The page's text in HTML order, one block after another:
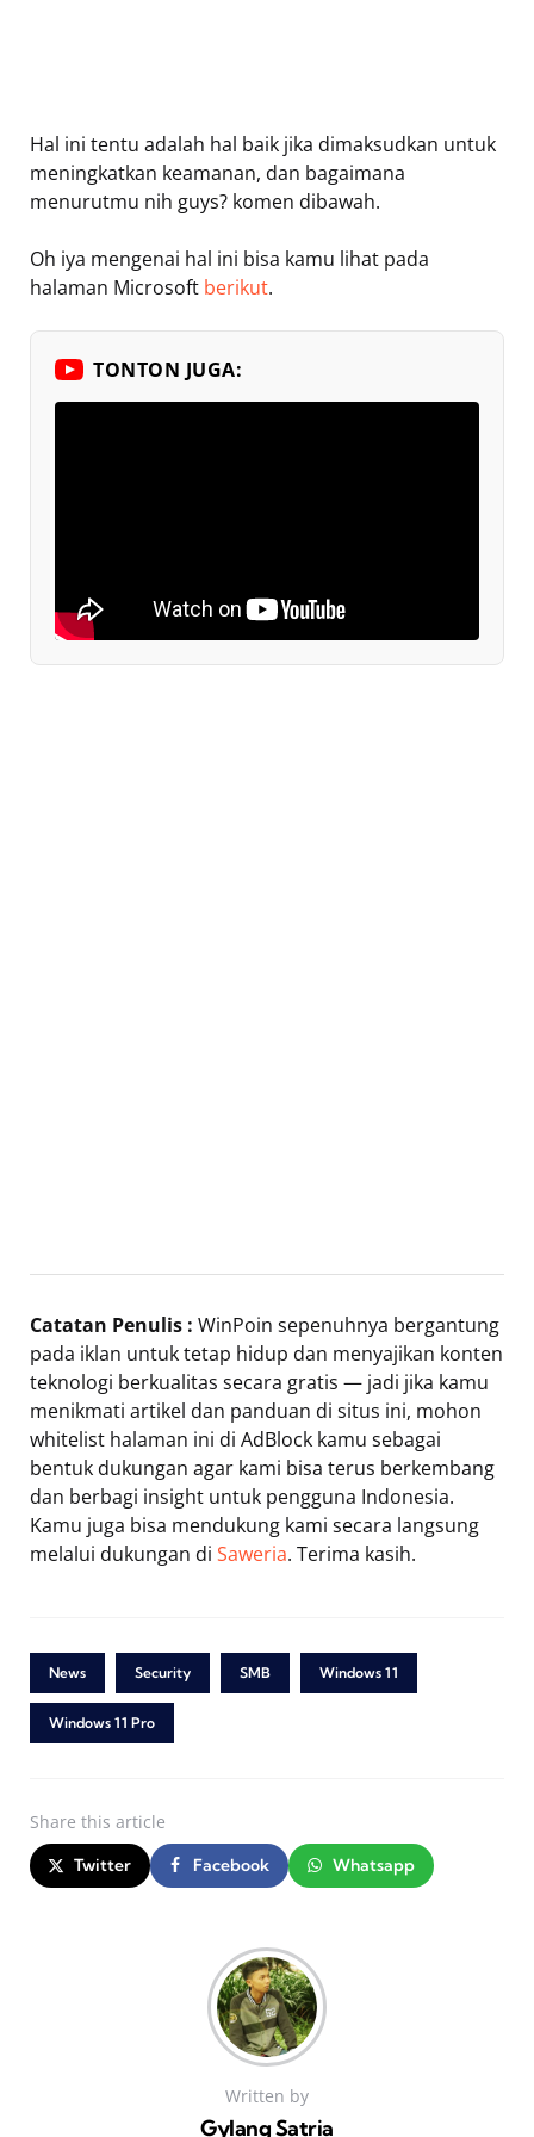
Hal ini tentu adalah hal baik jika dimaksudkan untuk
meningkatkan keamanan, dan bagaimana
menurutmu nih guys? komen dibawah.
Oh iya mengenai hal ini bisa kamu lihat pada
halaman Microsoft berikut.
TONTON JUGA:
Catatan Penulis : WinPoin sepenuhnya bergantung
pada iklan untuk tetap hidup dan menyajikan konten
teknologi berkualitas secara gratis — jadi jika kamu
menikmati artikel dan panduan di situs ini, mohon
whitelist halaman ini di AdBlock kamu sebagai
bentuk dukungan agar kami bisa terus berkembang
dan berbagi insight untuk pengguna Indonesia.
Kamu juga bisa mendukung kami secara langsung
melalui dukungan di Saweria. Terima kasih.
News Security SMB Windows 11
Windows 11 Pro
Share this article
Twitter Facebook Whatsapp
Written by
Gylang Satria